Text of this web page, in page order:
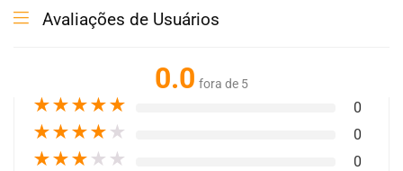
Avaliações de Usuários
0.0 fora de 5
★★★★★ 0
★★★★ ★ 0
★★★ ★ ★ 0